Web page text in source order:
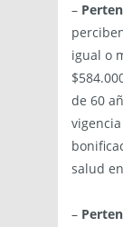
–
igual o
de 60
salud
–